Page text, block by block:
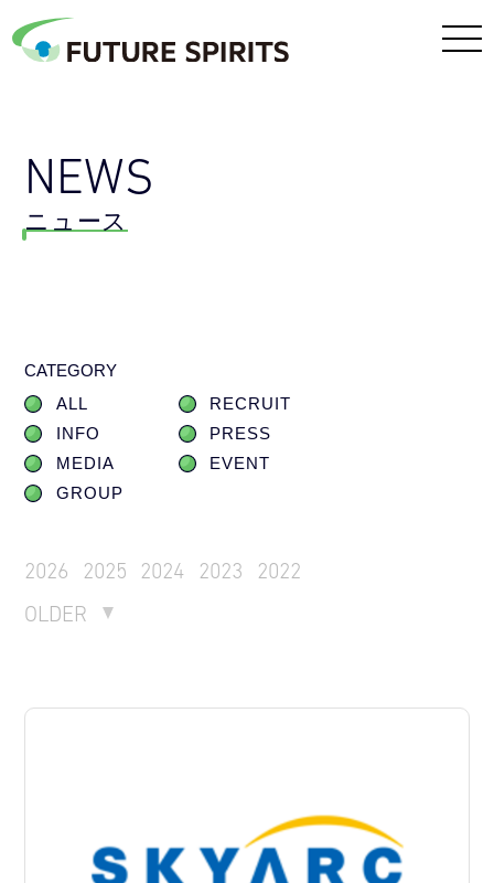
NEWS
ニュース
CATEGORY
ALL
RECRUIT
INFO
PRESS
MEDIA
EVENT
GROUP
2026 2025 2024 2023
2022
OLDER